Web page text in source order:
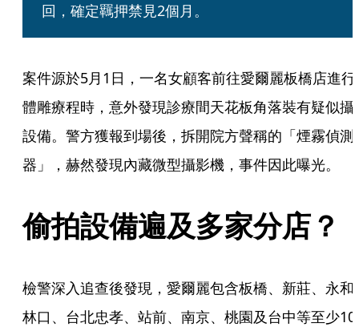
回，確定羈押禁見2個月。
案件源於5月1日，一名女顧客前往愛爾麗板橋店進行
體雕療程時，意外發現診療間天花板角落裝有疑似攝
設備。警方獲報到場後，拆開院方聲稱的「煙霧偵測
器」，赫然發現內藏微型攝影機，事件因此曝光。
偷拍設備遍及多家分店？
檢警深入追查後發現，愛爾麗包含板橋、新莊、永和
林口、台北忠孝、站前、南京、桃園及台中等至少10